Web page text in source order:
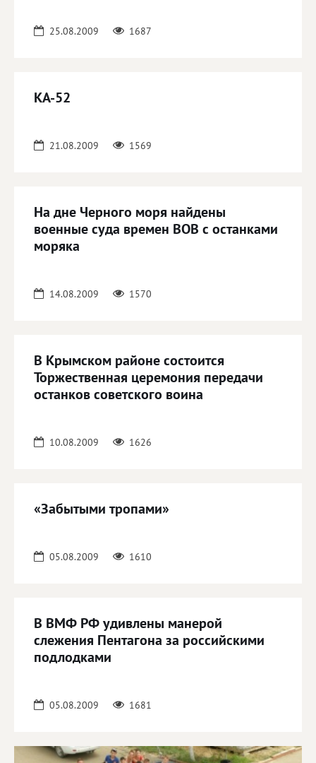
25.08.2009 1687
КА-52
21.08.2009 1569
На дне Черного моря найдены
военные суда времен ВОВ с останками
моряка
14.08.2009 1570
В Крымском районе состоится
Торжественная церемония передачи
останков советского воина
10.08.2009 1626
«Забытыми тропами»
05.08.2009 1610
В ВМФ РФ удивлены манерой
слежения Пентагона за российскими
подлодками
05.08.2009 1681